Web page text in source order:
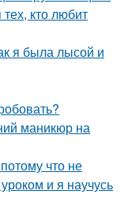
кто любит
я была лысой и
маникюр на
что не
и я научусь